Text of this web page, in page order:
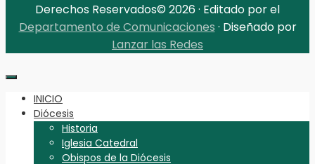
Derechos Reservados© 2026 · Editado por el
Departamento de Comunicaciones · Diseñado por
Lanzar las Redes
INICIO
Diócesis
Historia
Iglesia Catedral
Obispos de la Diócesis